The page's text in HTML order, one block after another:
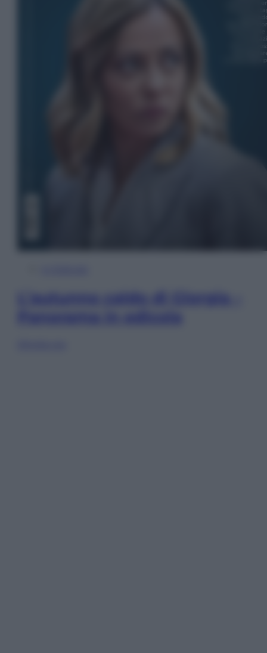
L’autunno caldo di Giorgia –